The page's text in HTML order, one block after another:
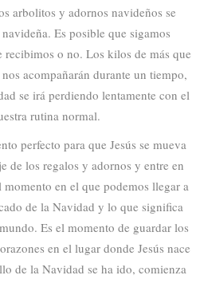
arbolitos y adornos navideños se
Es posible que sigamos
o no. Los kilos de más que
acompañarán durante un tiempo,
se irá perdiendo lentamente con el
rutina normal.
perfecto para que Jesús se mueva
de los regalos y adornos y entre en
momento en el que podemos llegar a
de la Navidad y lo que significa
Es el momento de guardar los
en el lugar donde Jesús nace
de la Navidad se ha ido, comienza